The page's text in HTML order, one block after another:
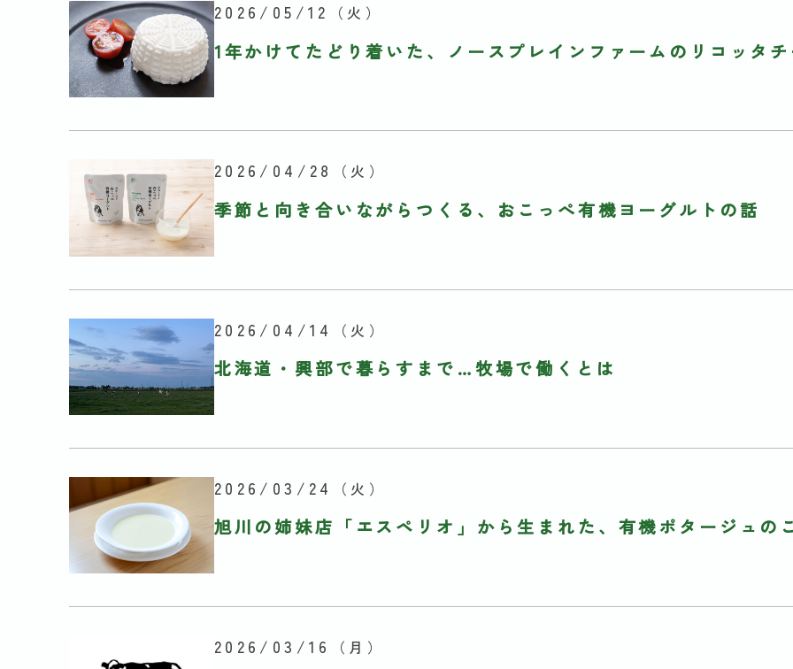
2026/05/12 （火）
1年かけてたどり着いた、ノースプレインファームのリコッタ
2026/04/28 （火）
季節と向き合いながらつくる、おこっぺ有機ヨーグルトの話
2026/04/14 （火）
北海道・興部で暮らすまで…牧場で働くとは
2026/03/24 （火）
旭川の姉妹店「エスペリオ」から生まれた、有機ポタージュの
2026/03/16 （月）